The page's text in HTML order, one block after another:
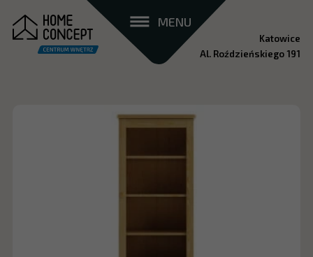
MENU
Katowice
Al. Roździeńskiego 191